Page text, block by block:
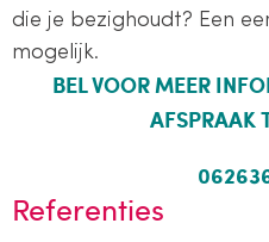
die je bezighoudt? Een
mogelijk.
BEL VOOR MEER
AFSPRAAK
Referenties